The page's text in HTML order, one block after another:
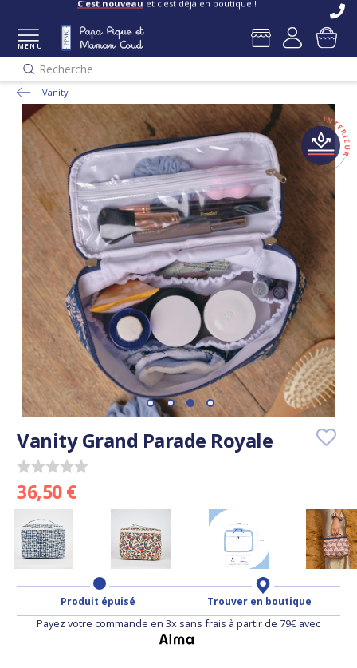
C'est nouveau et c'est déjà en boutique !
MENU
Recherche
Vanity
Vanity Grand Parade Royale
36,50 €
Produit épuisé Trouver en boutique
Payez votre commande en 3x sans frais à partir de 79€ avec